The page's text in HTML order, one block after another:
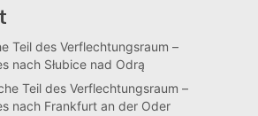
Teil des Verflechtungsraum –
nach Słubice nad Odrą
Teil des Verflechtungsraum –
nach Frankfurt an der Oder